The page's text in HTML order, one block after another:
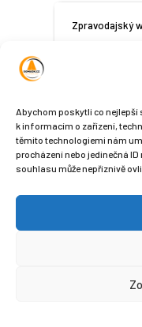
Abychom poskytli co nejlepší
k informacím o zařízení,
těmito technologiemi nám
procházení nebo jedinečná
souhlasu může nepříznivě
Zpravodajský